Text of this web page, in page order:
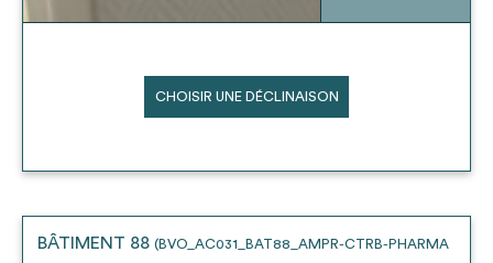
CHOISIR UNE DÉCLINAISON
BÂTIMENT 88 (BVO_AC031_BAT88_AMPR-CTRB-PHARMA